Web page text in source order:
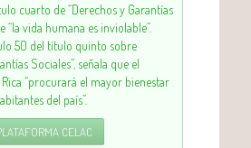
cuarto de “Derechos y Garantías
“la vida humana es inviolable”.
50 del título quinto sobre
Sociales”, señala que el
Rica “procurará el mayor bienestar
del país”.
CELAC